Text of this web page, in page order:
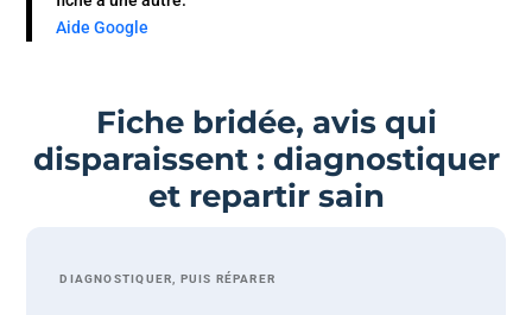
Aide Google
Fiche bridée, avis qui
disparaissent : diagnostiquer
et repartir sain
DIAGNOSTIQUER, PUIS RÉPARER